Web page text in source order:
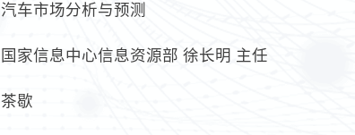
汽车市场分析与预测
国家信息中心信息资源部 徐长明 主任
茶歇